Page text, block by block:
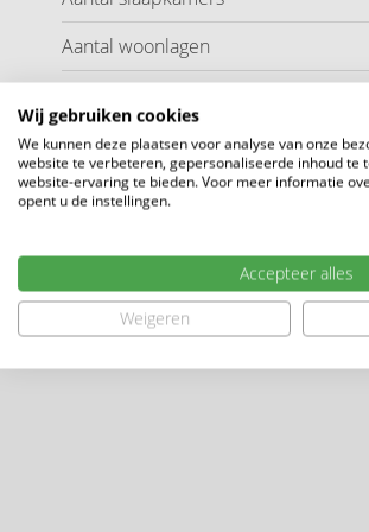
Aantal woonlagen
Ligging
Wij gebruiken cookies
We kunnen deze plaatsen voor analyse van onze
website te verbeteren, gepersonaliseerde inhoud te
website-ervaring te bieden. Voor meer informatie
opent u de instellingen.
Accepteer alles
Weigeren